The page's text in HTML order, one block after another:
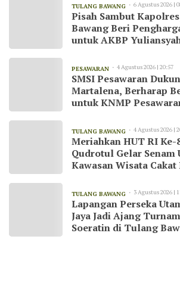
TULANG BAWANG 6 Agustus 2026 |
Pisah Sambut
Bawang Beri
untuk AKBP
PESAWARAN 4 Agustus 2026 | 20:57
SMSI Pesawaran
Martalena, Berharap
untuk KNMP
TULANG BAWANG 4 Agustus 2026 |
Meriahkan HUT RI Ke-
Qudrotul Gelar Senam
Kawasan Wisata Cakat
TULANG BAWANG 3 Agustus 2026 |
Lapangan Perseka
Jaya Jadi Ajang
Soeratin di Tulang